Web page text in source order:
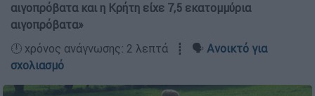
αιγοπρόβατα και η Κρήτη είχε 7,5 εκατομμύρια
αιγοπρόβατα»
🕛 χρόνος ανάγνωσης: 2 λεπτά ┋ 🗣️ Ανοικτό για
σχολιασμό